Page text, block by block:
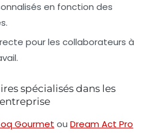
en fonction des
pour les collaborateurs à
spécialisés dans les
Gourmet ou Dream Act Pro